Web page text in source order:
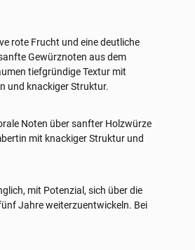
rote Frucht und eine deutliche
Gewürznoten aus dem
tiefgründige Textur mit
und knackiger Struktur.
Noten über sanfter Holzwürze
mit knackiger Struktur und
mit Potenzial, sich über die
Jahre weiterzuentwickeln. Bei